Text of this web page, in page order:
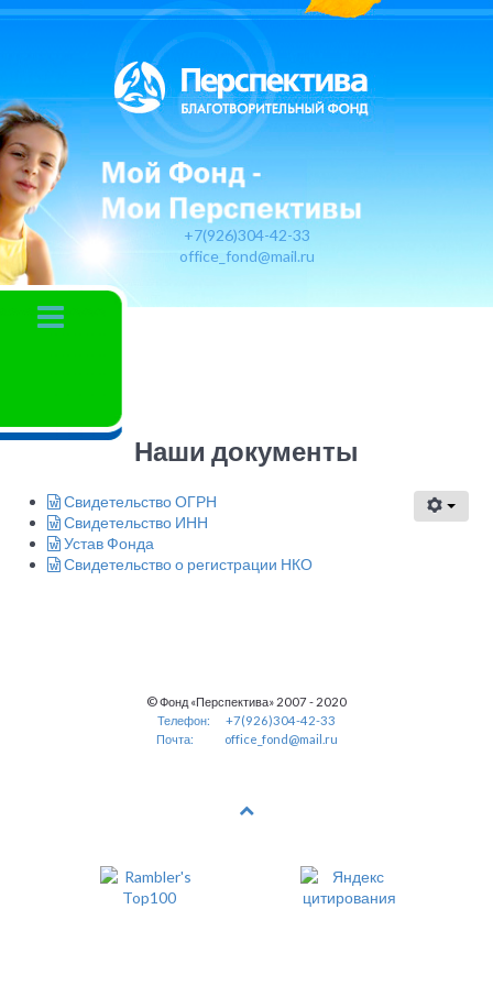
+7(926)304-42-33
office_fond@mail.ru
Наши документы
Свидетельство ОГРН
Свидетельство ИНН
Устав Фонда
Свидетельство о регистрации НКО
© Фонд «Перспектива» 2007 - 2020
Телефон:
+7(926)304-42-33
Почта:
office_fond@mail.ru